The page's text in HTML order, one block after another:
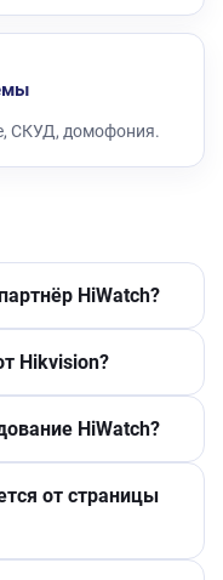
СКУД, домофония.
HiWatch?
Hikvision?
HiWatch?
от страницы